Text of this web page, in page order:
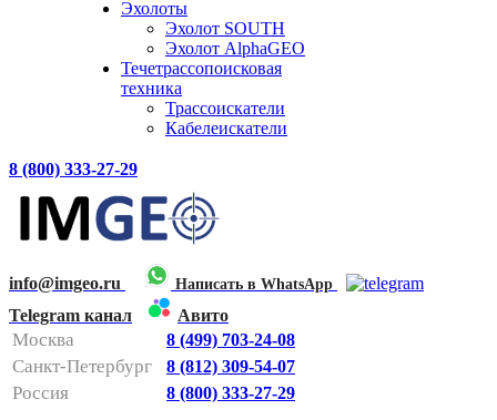
Эхолоты
Эхолот SOUTH
Эхолот AlphaGEO
Течетрассопоисковая
техника
Трассоискатели
Кабелеискатели
8 (800) 333-27-29
info@imgeo.ru Написать в WhatsApp
Telegram канал Авито
Москва 8 (499) 703-24-08
Санкт-Петербург 8 (812) 309-54-07
Россия 8 (800) 333-27-29